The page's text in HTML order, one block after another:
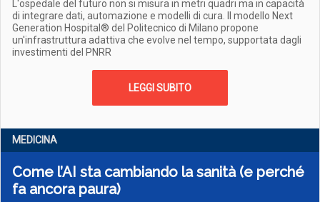
L'ospedale del futuro non si misura in metri quadri ma in capacità
di integrare dati, automazione e modelli di cura. Il modello Next
Generation Hospital® del Politecnico di Milano propone
un'infrastruttura adattiva che evolve nel tempo, supportata dagli
investimenti del PNRR
LEGGI SUBITO
MEDICINA
Come l’AI sta cambiando la sanità (e perché
fa ancora paura)